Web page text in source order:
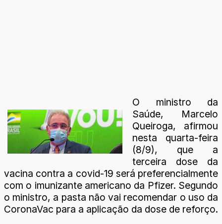
O ministro da
Saúde, Marcelo
Queiroga, afirmou
nesta quarta-feira
(8/9), que a
terceira dose da
vacina contra a covid-19 será preferencialmente
com o imunizante americano da Pfizer. Segundo
o ministro, a pasta não vai recomendar o uso da
CoronaVac para a aplicação da dose de reforço.